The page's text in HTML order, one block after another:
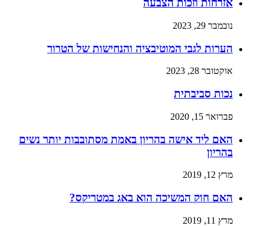
אזרחות וזכות הצבעה
נובמבר 29, 2023
הערות לגבי המוטיבציה והנחישות של הטרור
אוקטובר 28, 2023
נכות סביבתית
פברואר 15, 2020
האם ליד אישה בהריון באמת מסתובבות יותר נשים
בהריון
מרץ 12, 2019
האם חוק המשיכה הוא באג במטריקס?
מרץ 11, 2019